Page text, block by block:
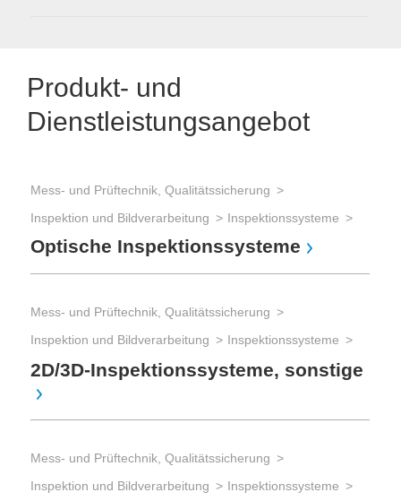
Produkt- und
Dienstleistungsangebot
Mess- und Prüftechnik, Qualitätssicherung
Inspektion und Bildverarbeitung
Inspektionssysteme
Optische Inspektionssysteme
Mess- und Prüftechnik, Qualitätssicherung
Inspektion und Bildverarbeitung
Inspektionssysteme
2D/3D-Inspektionssysteme, sonstige
Mess- und Prüftechnik, Qualitätssicherung
Inspektion und Bildverarbeitung
Inspektionssysteme